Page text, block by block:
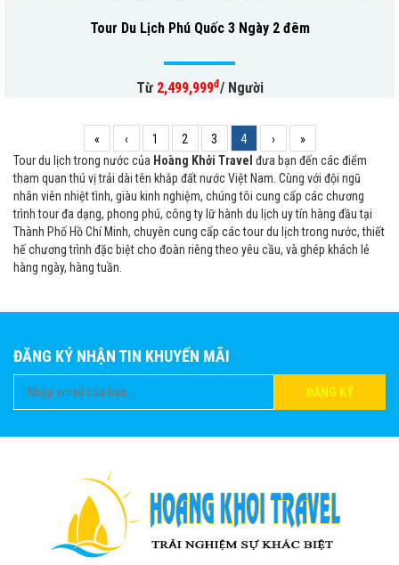
Tour Du Lịch Phú Quốc 3 Ngày 2 đêm
Từ 2,499,999đ/ Người
« ‹ 1 2 3 4 ›
»
Tour du lịch trong nước của Hoàng Khởi Travel đưa bạn đến các điểm
tham quan thú vị trải dài tên khắp đất nước Việt Nam. Cùng với đội ngũ
nhân viên nhiệt tình, giàu kinh nghiệm, chúng tôi cung cấp các chương
trình tour đa dạng, phong phú, công ty lữ hành du lịch uy tín hàng đầu tại
Thành Phố Hồ Chí Minh, chuyên cung cấp các tour du lịch trong nước, thiết
hế chương trình đặc biệt cho đoàn riêng theo yêu cầu, và ghép khách lẻ
hàng ngày, hàng tuần.
ĐĂNG KÝ NHẬN TIN KHUYẾN MÃI
ĐĂNG KÝ